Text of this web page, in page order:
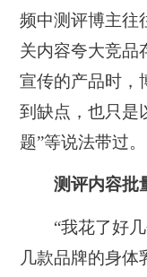
频中测评博主往
关内容夸大竞品
宣传的产品时，
到缺点，也只是
题”等说法带过。
测评内容批量
“我花了好几
几款品牌的身体